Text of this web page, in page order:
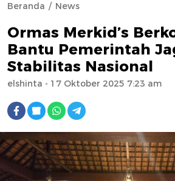
Beranda News
Ormas Merkid’s
Bantu Pemerintah
Stabilitas Nasional
elshinta - 17 Oktober 2025 7:23 am